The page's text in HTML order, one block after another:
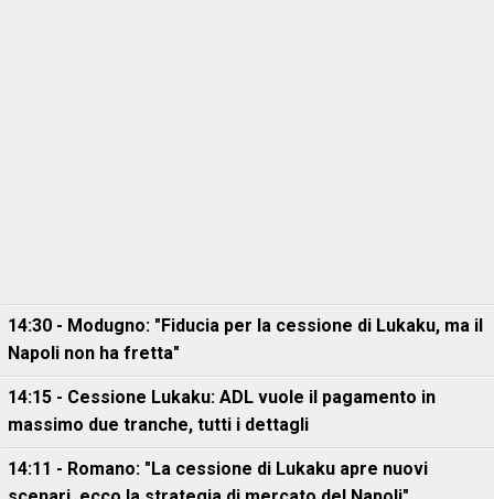
14:30 - Modugno: "Fiducia per la cessione di Lukaku, ma il
Napoli non ha fretta"
14:15 - Cessione Lukaku: ADL vuole il pagamento in
massimo due tranche, tutti i dettagli
14:11 - Romano: "La cessione di Lukaku apre nuovi